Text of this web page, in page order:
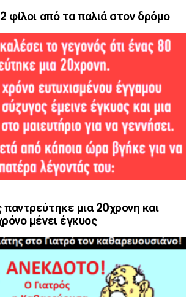
φίλοι από τα παλιά στον δρόμο
μια 20χρονη και
μένει έγκυος